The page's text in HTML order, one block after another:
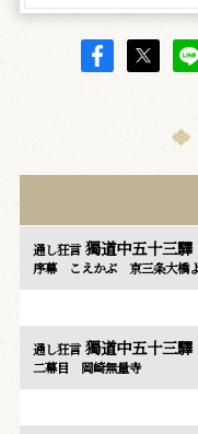
通し狂言獨道中五十三驛
序幕 こえかぶ 京三条大橋
通し狂言獨道中五十三驛
二幕目 岡崎無量寺